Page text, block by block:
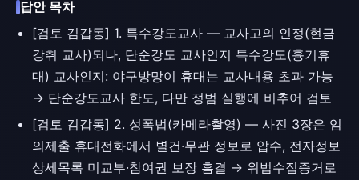
답안 목차
[검토 김갑동] 1. 특수강도교사 — 교사고의 인정(현금
강취 교사)되나, 단순강도 교사인지 특수강도(흉기휴
대) 교사인지: 야구방망이 휴대는 교사내용 초과 가능
→ 단순강도교사 한도, 다만 정범 실행에 비추어 검토
[검토 김갑동] 2. 성폭법(카메라촬영) — 사진 3장은 임
의제출 휴대전화에서 별건·무관 정보로 압수, 전자정보
상세목록 미교부·참여권 보장 흠결 → 위법수집증거로